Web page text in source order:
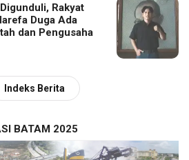
Rakyat
Duga Ada
dan Pengusaha
Indeks Berita
BATAM 2025